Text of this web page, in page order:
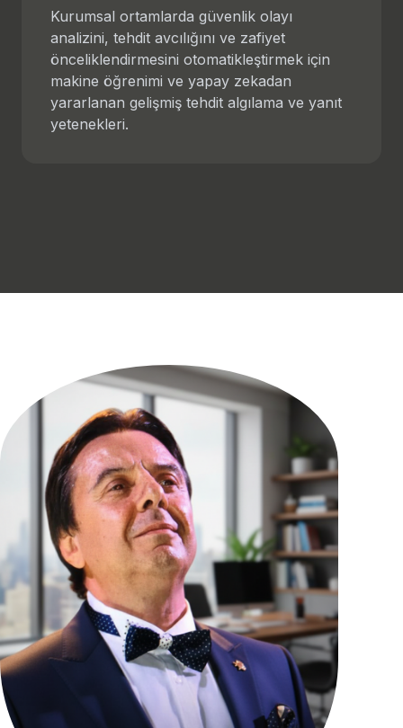
Kurumsal ortamlarda güvenlik olayı
analizini, tehdit avcılığını ve zafiyet
önceliklendirmesini otomatikleştirmek için
makine öğrenimi ve yapay zekadan
yararlanan gelişmiş tehdit algılama ve yanıt
yetenekleri.